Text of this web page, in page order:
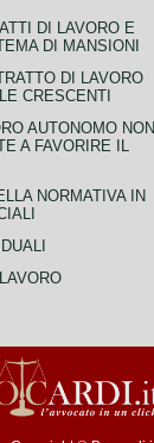
DI LAVORO E
DI MANSIONI
DI LAVORO
CRESCENTI
AUTONOMO NON
A FAVORIRE IL
NORMATIVA IN